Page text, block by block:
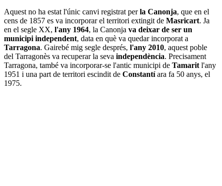
Aquest no ha estat l'únic canvi registrat perla Canonja, que en el
cens de 1857 es va incorporar el territori extingit de Masricart. Ja
en el segle XX, l'any 1964, la Canonja va deixar de ser un
municipi independent, data en què va quedar incorporat a
Tarragona. Gairebé mig segle després, l'any 2010, aquest poble
del Tarragonès va recuperar la seva independència. Precisament
Tarragona, també va incorporar-se l'antic municipi de Tamaritl'any
1951 i una part de territori escindit de Constantíara fa 50 anys, el
1975.